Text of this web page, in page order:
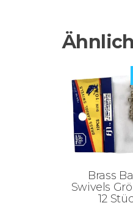
Brass
Swivels
12